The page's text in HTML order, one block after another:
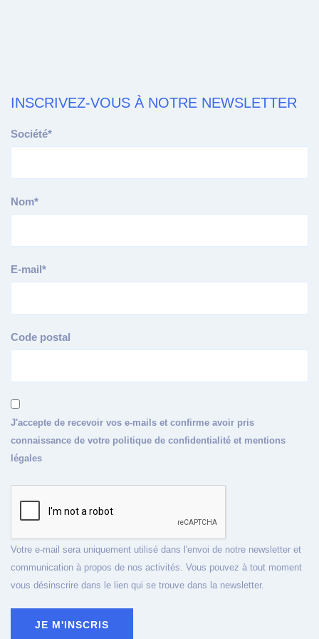
INSCRIVEZ-VOUS À NOTRE NEWSLETTER
Société*
Nom*
E-mail*
Code postal
J'accepte de recevoir vos e-mails et confirme avoir pris
connaissance de votre politique de confidentialité et mentions
légales
Votre e-mail sera uniquement utilisé dans l'envoi de notre newsletter et
communication à propos de nos activités. Vous pouvez à tout moment
vous désinscrire dans le lien qui se trouve dans la newsletter.